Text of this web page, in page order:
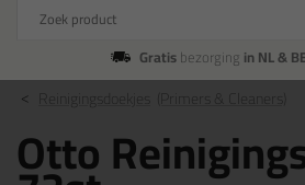
Gratisbezorging in NL &
Otto